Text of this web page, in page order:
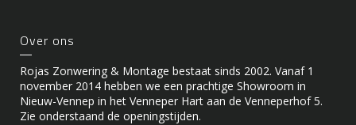
Over ons
Rojas Zonwering & Montage bestaat sinds 2002. Vanaf 1
november 2014 hebben we een prachtige Showroom in
Nieuw-Vennep in het Venneper Hart aan de Venneperhof 5.
Zie onderstaand de openingstijden.